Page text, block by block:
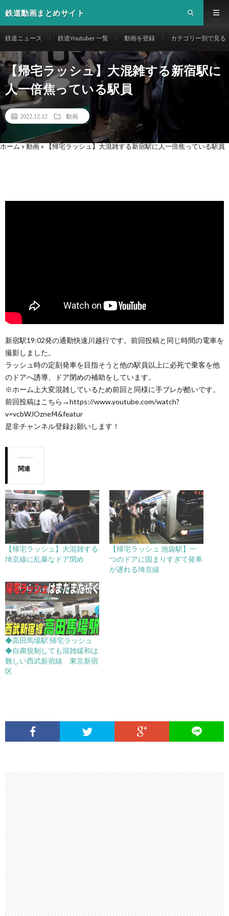
鉄道動画まとめサイト
鉄道ニュース 鉄道Youtuber 一覧 動画を登録 カテゴリー別で見る
【帰宅ラッシュ】大混雑する新宿駅に
人一倍焦っている駅員
2022.12.12 動画
ホーム » 動画 » 【帰宅ラッシュ】大混雑する新宿駅に人一倍焦っている駅員
新宿駅19:02発の通勤快速川越行です。前回投稿と同じ時間の電車を
撮影しました。
ラッシュ時の定刻発車を目指そうと他の駅員以上に必死で乗客を他
のドアへ誘導、ドア閉めの補助をしています。
※ホーム上大変混雑しているため前回と同様に手ブレが酷いです。
前回投稿はこちら→https://www.youtube.com/watch?
v=vcbWJOznef4&featur
是非チャンネル登録お願いします！
関連
【帰宅ラッシュ】大混雑する
埼京線に乱暴なドア閉め
【帰宅ラッシュ 池袋駅】一
つのドアに固まりすぎて発車
が遅れる埼京線
◆高田馬場駅 帰宅ラッシュ
◆自粛規制しても混雑緩和は
難しい西武新宿線 東京新宿
区